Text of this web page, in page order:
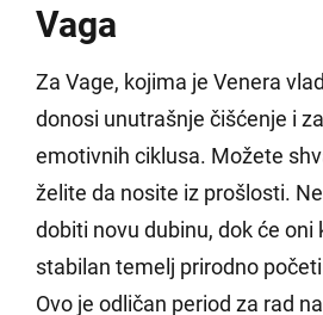
Vaga
Za Vage, kojima je Venera
donosi unutrašnje čišćenje i
emotivnih ciklusa. Možete
želite da nosite iz prošlosti.
dobiti novu dubinu, dok će oni
stabilan temelj prirodno
Ovo je odličan period za rad